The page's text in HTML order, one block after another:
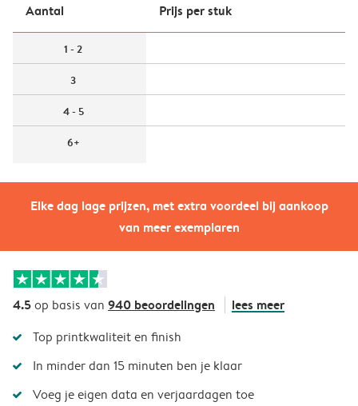
Elke dag lage prijzen, met extra voordeel bij aankoop
van meer exemplaren
Aantal Prijs per stuk
1 - 2
3
4 - 5
6+
4.5op basis van 940 beoordelingen lees meer
Top printkwaliteit en finish
In minder dan 15 minuten ben je klaar
Voeg je eigen data en verjaardagen toe